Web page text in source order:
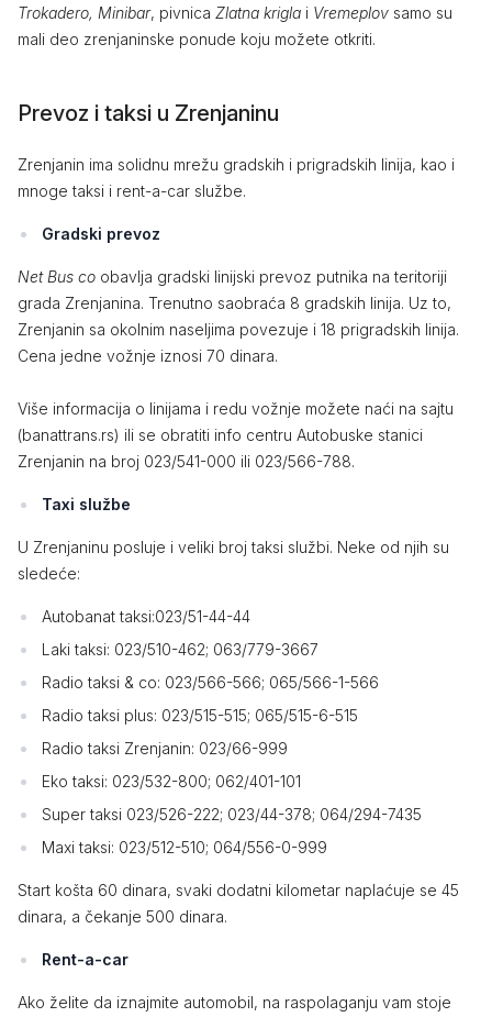
Trokadero, Minibar, pivnica Zlatna krigla i Vremeplov samo su
mali deo zrenjaninske ponude koju možete otkriti.
Prevoz i taksi u Zrenjaninu
Zrenjanin ima solidnu mrežu gradskih i prigradskih linija, kao i
mnoge taksi i rent-a-car službe.
Gradski prevoz
Net Bus co obavlja gradski linijski prevoz putnika na teritoriji
grada Zrenjanina. Trenutno saobraća 8 gradskih linija. Uz to,
Zrenjanin sa okolnim naseljima povezuje i 18 prigradskih linija.
Cena jedne vožnje iznosi 70 dinara.
Više informacija o linijama i redu vožnje možete naći na sajtu
(banattrans.rs) ili se obratiti info centru Autobuske stanici
Zrenjanin na broj 023/541-000 ili 023/566-788.
Taxi službe
U Zrenjaninu posluje i veliki broj taksi službi. Neke od njih su
sledeće:
Autobanat taksi:023/51-44-44
Laki taksi: 023/510-462; 063/779-3667
Radio taksi & co: 023/566-566; 065/566-1-566
Radio taksi plus: 023/515-515; 065/515-6-515
Radio taksi Zrenjanin: 023/66-999
Eko taksi: 023/532-800; 062/401-101
Super taksi 023/526-222; 023/44-378; 064/294-7435
Maxi taksi: 023/512-510; 064/556-0-999
Start košta 60 dinara, svaki dodatni kilometar naplaćuje se 45
dinara, a čekanje 500 dinara.
Rent-a-car
Ako želite da iznajmite automobil, na raspolaganju vam stoje